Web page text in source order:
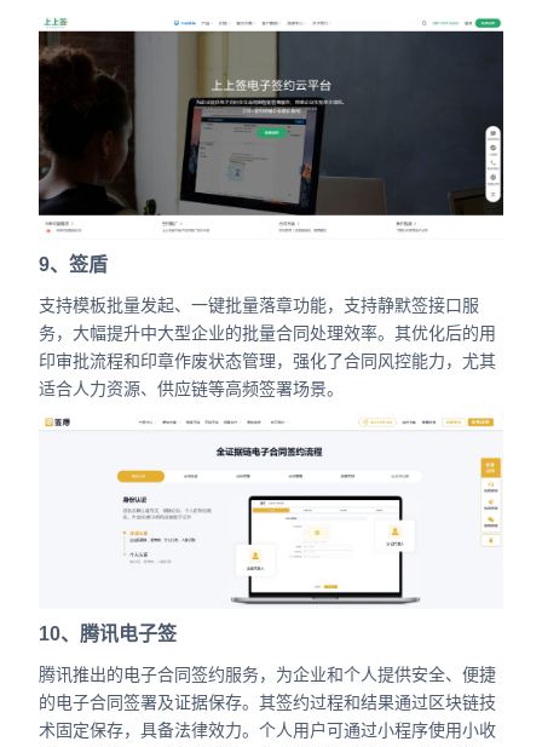
9、签盾
支持模板批量发起、一键批量落章功能，支持静默签接口服
务，大幅提升中大型企业的批量合同处理效率。其优化后的用
印审批流程和印章作废状态管理，强化了合同风控能力，尤其
适合人力资源、供应链等高频签署场景。
10、腾讯电子签
腾讯推出的电子合同签约服务，为企业和个人提供安全、便捷
的电子合同签署及证据保存。其签约过程和结果通过区块链技
术固定保存，具备法律效力。个人用户可通过小程序使用小收